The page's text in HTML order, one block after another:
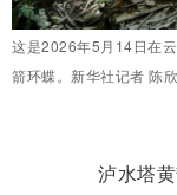
这是2026年5月14日在
箭环蝶。新华社记者 陈
泸水塔